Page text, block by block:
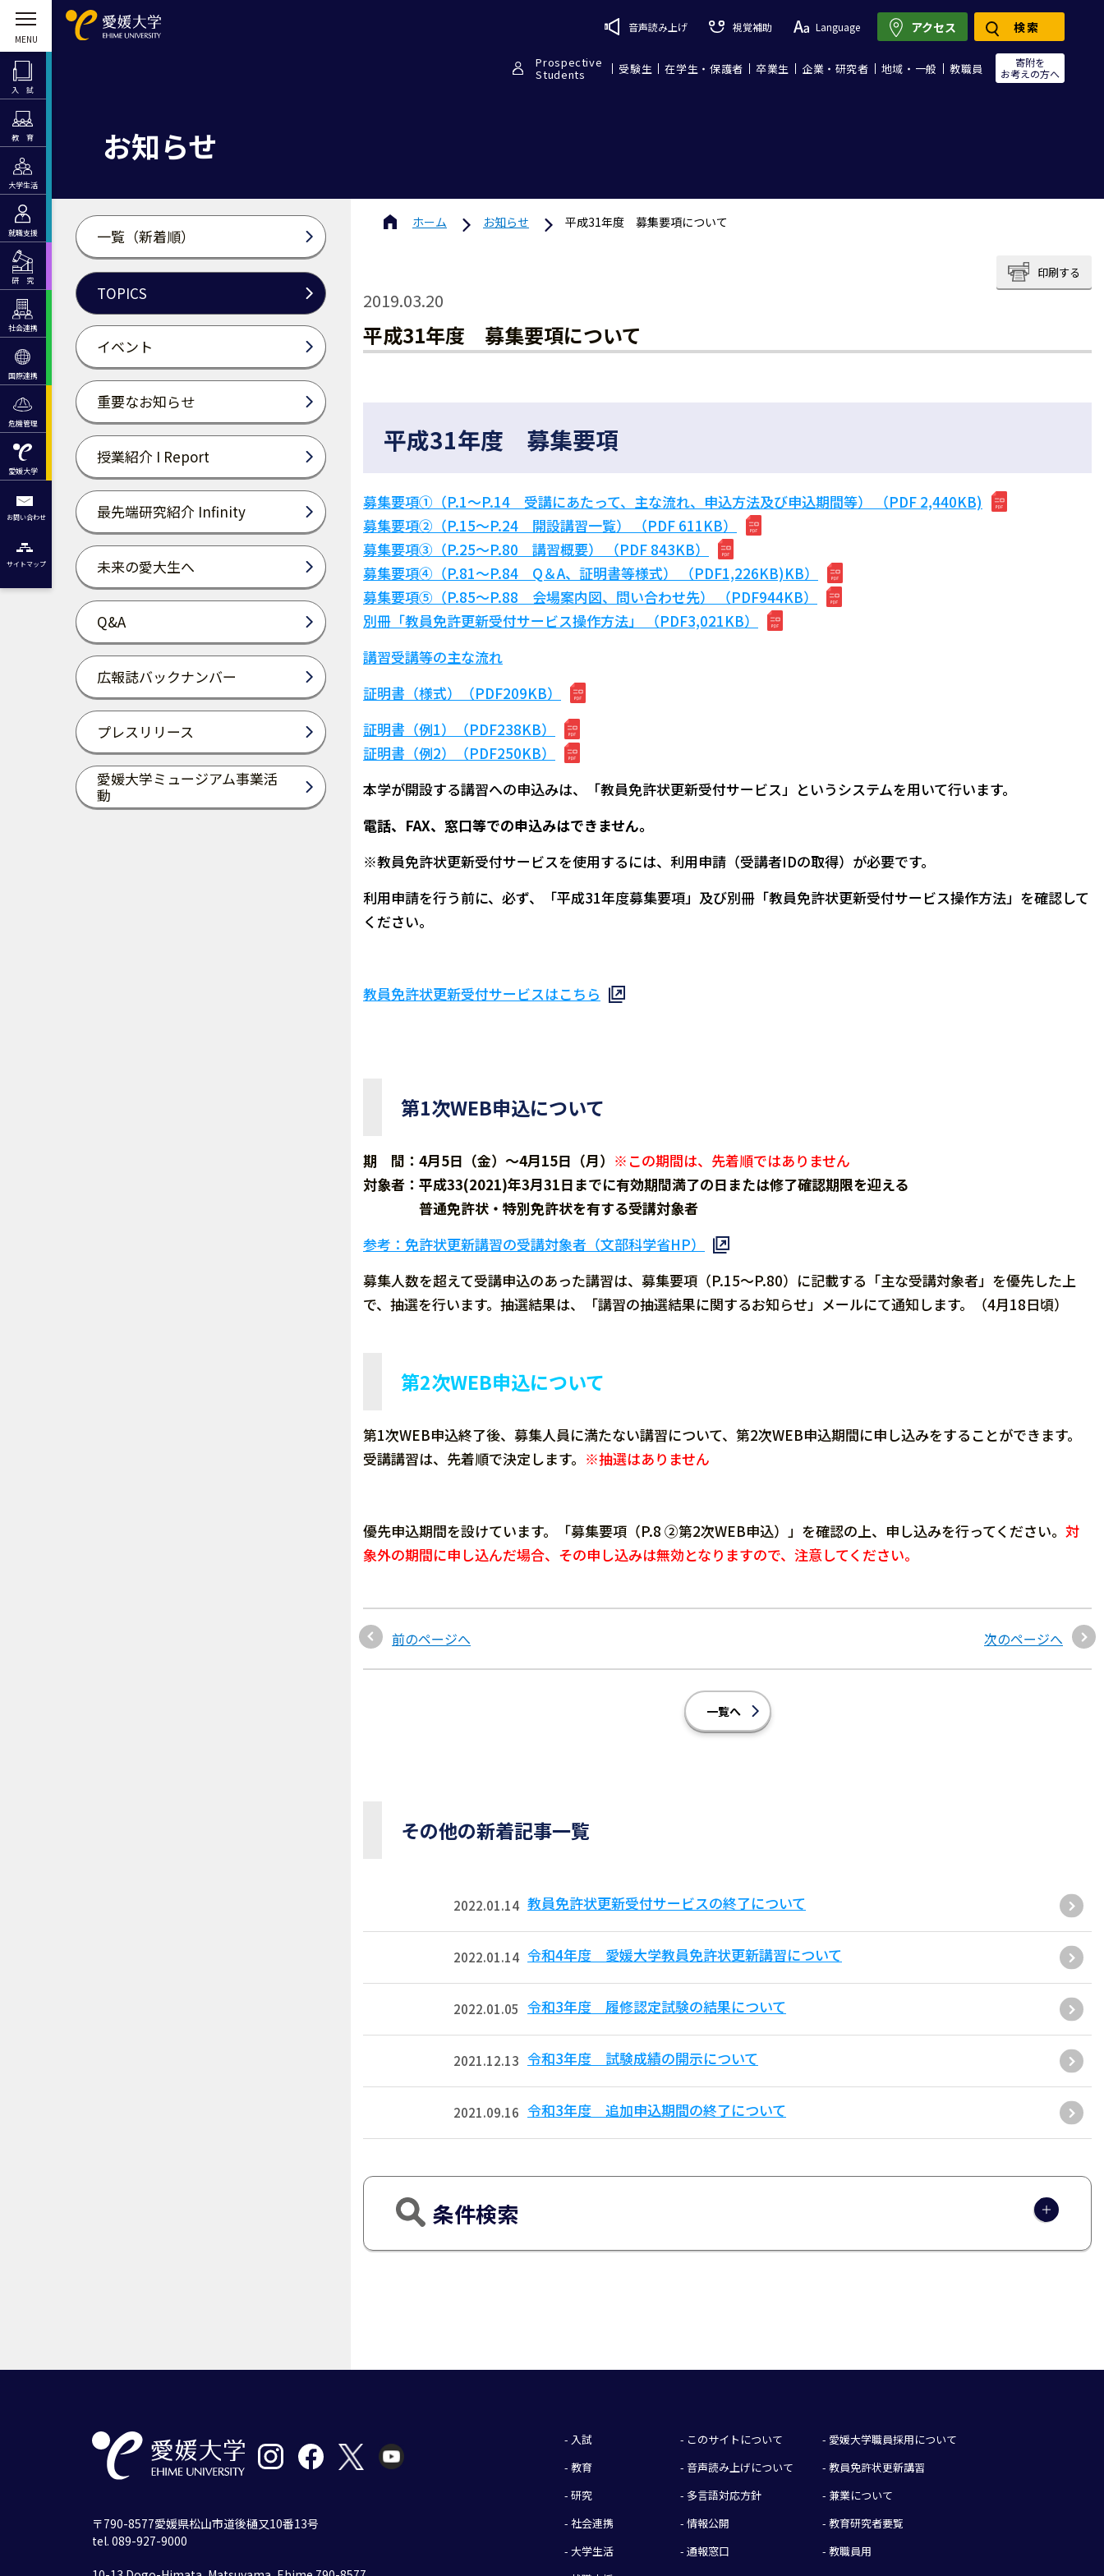
入 試
教 育
大学生活
就職支援
研 究
社会連携
国際連携
危機管理
愛媛大学
お問い合わせ
サイトマップ
音声読み上げ 視覚補助 Language
Prospective
Students 受験生 在学生・保護者 卒業生 企業・研究者 地域・一般 教職員
寄附を
お考えの方へ
アクセス 検索
お知らせ
一覧（新着順）
TOPICS
イベント
重要なお知らせ
授業紹介 I Report
最先端研究紹介 Infinity
未来の愛大生へ
Q&A
広報誌バックナンバー
プレスリリース
愛媛大学ミュージアム事業活
動
ホーム お知らせ 平成31年度 募集要項について
印刷する
2019.03.20
平成31年度 募集要項について
平成31年度 募集要項
募集要項①（P.1～P.14 受講にあたって、主な流れ、申込方法及び申込期間等） （PDF 2,440KB)
募集要項②（P.15～P.24 開設講習一覧） （PDF 611KB）
募集要項③（P.25～P.80 講習概要） （PDF 843KB）
募集要項④（P.81～P.84 Q＆A、証明書等様式） （PDF1,226KB)KB）
募集要項⑤（P.85～P.88 会場案内図、問い合わせ先） （PDF944KB）
別冊「教員免許更新受付サービス操作方法」 （PDF3,021KB）
講習受講等の主な流れ
証明書（様式）（PDF209KB）
証明書（例1）（PDF238KB）
証明書（例2）（PDF250KB）
本学が開設する講習への申込みは、「教員免許状更新受付サービス」というシステムを用いて行います。
電話、FAX、窓口等での申込みはできません。
※教員免許状更新受付サービスを使用するには、利用申請（受講者IDの取得）が必要です。
利用申請を行う前に、必ず、「平成31年度募集要項」及び別冊「教員免許状更新受付サービス操作方法」を確認して
ください。
教員免許状更新受付サービスはこちら
第1次WEB申込について
期 間：4月5日（金）～4月15日（月） ※この期間は、先着順ではありません
対象者：平成33(2021)年3月31日までに有効期間満了の日または修了確認期限を迎える
普通免許状・特別免許状を有する受講対象者
参考：免許状更新講習の受講対象者（文部科学省HP）
募集人数を超えて受講申込のあった講習は、募集要項（P.15～P.80）に記載する「主な受講対象者」を優先した上
で、抽選を行います。抽選結果は、「講習の抽選結果に関するお知らせ」メールにて通知します。（4月18日頃）
第2次WEB申込について
第1次WEB申込終了後、募集人員に満たない講習について、第2次WEB申込期間に申し込みをすることができます。
受講講習は、先着順で決定します。 ※抽選はありません
優先申込期間を設けています。「募集要項（P.8 ②第2次WEB申込）」を確認の上、申し込みを行ってください。 対
象外の期間に申し込んだ場合、その申し込みは無効となりますので、注意してください。
前のページへ 次のページへ
一覧へ
その他の新着記事一覧
2022.01.14 教員免許状更新受付サービスの終了について
2022.01.14 令和4年度 愛媛大学教員免許状更新講習について
2022.01.05 令和3年度 履修認定試験の結果について
2021.12.13 令和3年度 試験成績の開示について
2021.09.16 令和3年度 追加申込期間の終了について
条件検索
- 入試
- 教育
- 研究
- 社会連携
- 大学生活
- このサイトについて
- 音声読み上げについて
- 多言語対応方針
- 情報公開
- 通報窓口
- 愛媛大学職員採用について
- 教員免許状更新講習
- 兼業について
- 教育研究者要覧
- 教職員用
〒790-8577愛媛県松山市道後樋又10番13号
tel. 089-927-9000